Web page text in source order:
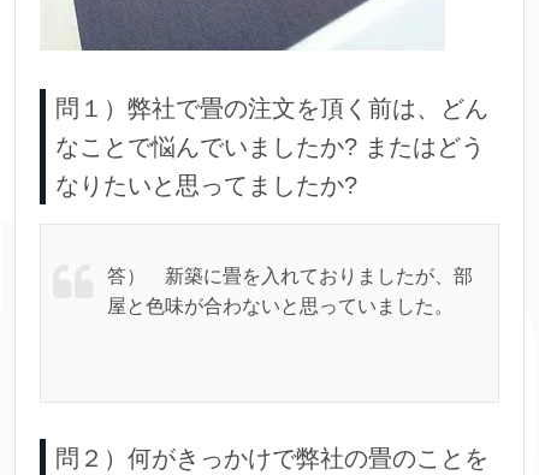
問１）弊社で畳の注文を頂く前は、どん
なことで悩んでいましたか? またはどう
なりたいと思ってましたか?
答） 新築に畳を入れておりましたが、部
屋と色味が合わないと思っていました。
問２）何がきっかけで弊社の畳のことを